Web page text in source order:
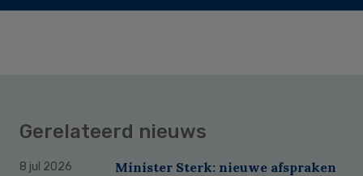
Gerelateerd nieuws
8 jul 2026
Minister Sterk: nieuwe afspraken